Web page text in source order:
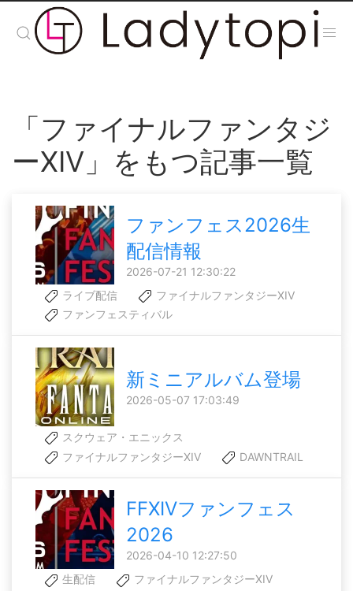
「ファイナルファンタジ
ーXIV」をもつ記事一覧
ファンフェス2026生
配信情報
2026-07-21 12:30:22
ライブ配信
ファイナルファンタジーXIV
ファンフェスティバル
新ミニアルバム登場
2026-05-07 17:03:49
スクウェア・エニックス
ファイナルファンタジーXIV
DAWNTRAIL
FFXIVファンフェス
2026
2026-04-10 12:27:50
生配信
ファイナルファンタジーXIV